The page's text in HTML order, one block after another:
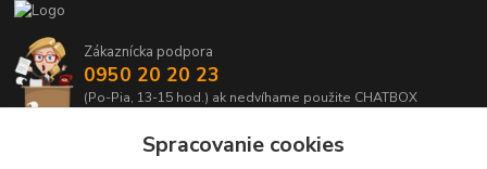
Zákaznícka podpora
0950 20 20 23
(Po-Pia, 13-15 hod.) ak nedvíhame použite CHATBOX
info@kabelmanie.skSpracovanie cookies